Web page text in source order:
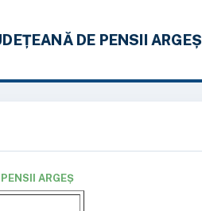
DE PENSII ARGEȘ
ARGEȘ